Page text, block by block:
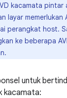
kacamata pintar
layar memerlukan
perangkat host.
ke beberapa
untuk
kacamata: